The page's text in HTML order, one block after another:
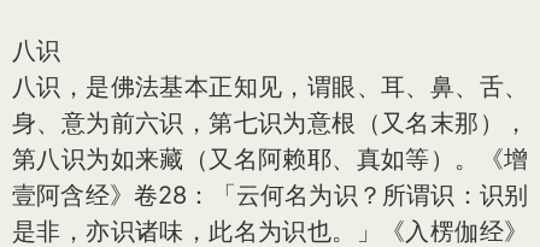
八识
八识，是佛法基本正知见，谓眼、耳、鼻、舌、
身、意为前六识，第七识为意根（又名末那），
第八识为如来藏（又名阿赖耶、真如等）。《增
壹阿含经》卷28：「云何名为识？所谓识：识别
是非，亦识诸味，此名为识也。」《入楞伽经》